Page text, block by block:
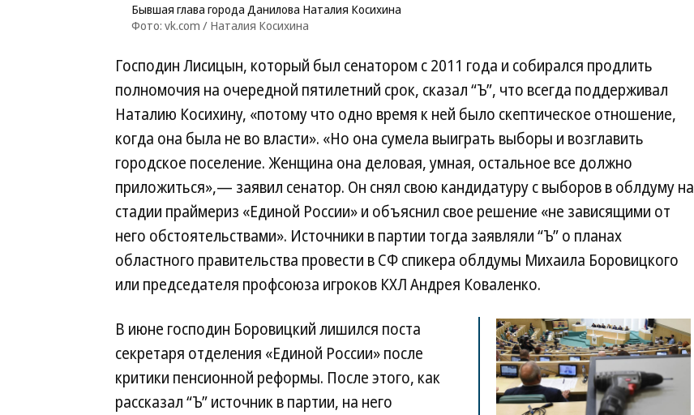
Бывшая глава города Данилова Наталия Косихина
Фото: vk.com / Наталия Косихина
Господин Лисицын, который был сенатором с 2011 года и собирался продлить
полномочия на очередной пятилетний срок, сказал “Ъ”, что всегда поддерживал
Наталию Косихину, «потому что одно время к ней было скептическое отношение,
когда она была не во власти». «Но она сумела выиграть выборы и возглавить
городское поселение. Женщина она деловая, умная, остальное все должно
приложиться»,— заявил сенатор. Он снял свою кандидатуру с выборов в облдуму на
стадии праймериз «Единой России» и объяснил свое решение «не зависящими от
него обстоятельствами». Источники в партии тогда заявляли “Ъ” о планах
областного правительства провести в СФ спикера облдумы Михаила Боровицкого
или председателя профсоюза игроков КХЛ Андрея Коваленко.
В июне господин Боровицкий лишился поста
секретаря отделения «Единой России» после
критики пенсионной реформы. После этого, как
рассказал “Ъ” источник в партии, на него